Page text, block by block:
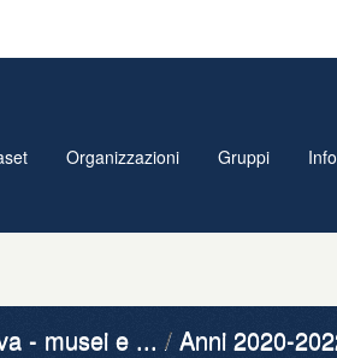
Organizzazioni Gruppi
- musei e ... Anni 2020-